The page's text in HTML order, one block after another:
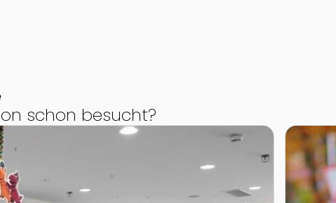
schon besucht?
im Hollywood Megaplex SCN Zur